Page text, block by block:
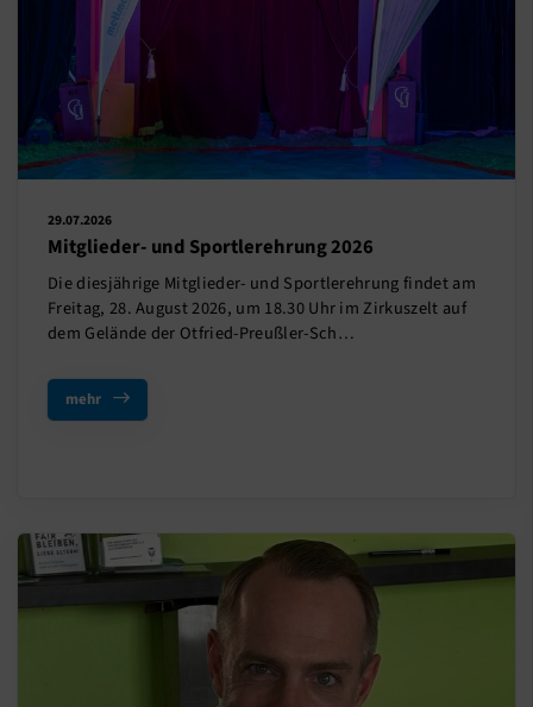
29.07.2026
Mitglieder- und Sportlerehrung 2026
Die diesjährige Mitglieder- und Sportlerehrung findet am
Freitag, 28. August 2026, um 18.30 Uhr im Zirkuszelt auf
dem Gelände der Otfried-Preußler-Sch…
mehr